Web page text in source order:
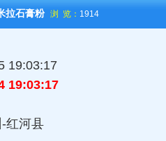
拉石膏粉 浏 览： 1914
19:03:17
19:03:17
红河县